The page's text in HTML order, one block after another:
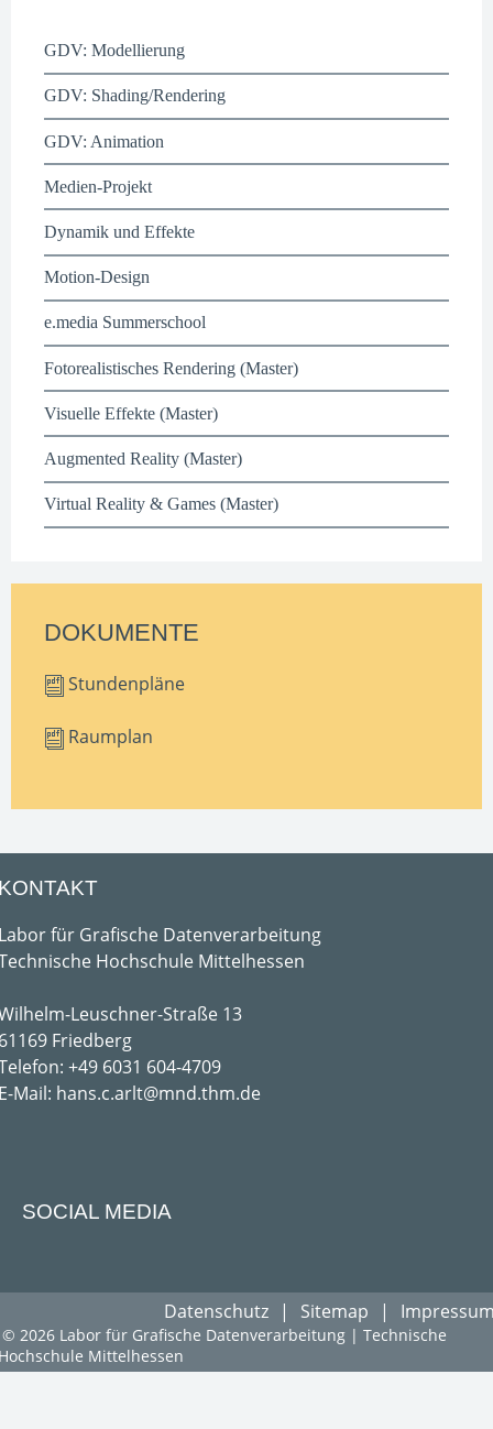
GDV: Modellierung
GDV: Shading/Rendering
GDV: Animation
Medien-Projekt
Dynamik und Effekte
Motion-Design
e.media Summerschool
Fotorealistisches Rendering (Master)
Visuelle Effekte (Master)
Augmented Reality (Master)
Virtual Reality & Games (Master)
DOKUMENTE
Stundenpläne
Raumplan
für Grafische Datenverarbeitung
Hochschule Mittelhessen
Leuschner-Straße 13
Friedberg
+49 6031 604-4709
Mail: hans.c.arlt@mnd.thm.de
SOCIAL MEDIA
Datenschutz Sitemap
2026 Labor für Grafische Datenverarbeitung | Technische
Mittelhessen